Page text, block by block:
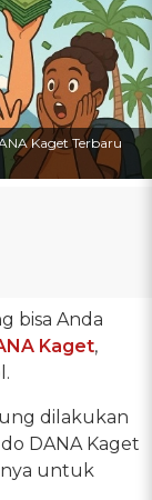
Kaget Terbaru
bisa Anda
Kaget,
dilakukan
DANA Kaget
untuk